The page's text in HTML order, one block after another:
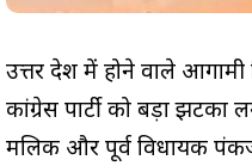
उत्तर प्रदेश में होने वाले
कांग्रेस पार्टी को बड़ा झटका
मलिक और पूर्व विधायक